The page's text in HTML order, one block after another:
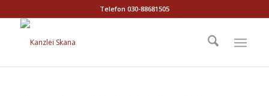
Telefon 030-88681505